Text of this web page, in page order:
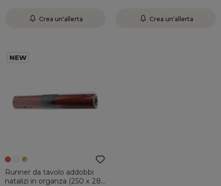
Crea un'allerta Crea un'allerta
Runner da tavolo addobbi
natalizi in organza (250 x 28